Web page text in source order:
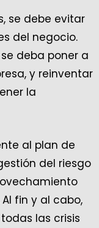
se debe evitar
del negocio.
deba poner a
y reinventar
la
al plan de
del riesgo
fin y al cabo,
las crisis